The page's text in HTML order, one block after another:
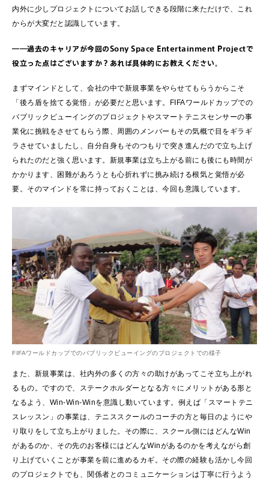
内外に少しプロジェクトについてお話しできる段階に来ただけで、これ
からが大変だと認識しています。
――過去のキャリアが今回のSony Space Entertainment Projectで
役立った点はございますか？あれば具体的にお教えください。
まずマインドとして、会社の中で新規事業をやらせてもらうからこそ
「後ろ盾を捨てる覚悟」が必要だと思います。FIFAワールドカップでの
パブリックビューイングのプロジェクトやスマートテニスセンサーの事
業化に挑戦をさせてもらう際、周囲のメンバーもその気概で目をギラギ
ラさせていましたし、自分自身もそのつもりで突き進んだので立ち上げ
られたのだと強く思います。新規事業は立ち上がる前にも後にも時間が
かかります、困難があろうとも心折れずに挑み続ける根気と覚悟が必
要。そのマインドを常に持っておくことは、今回も意識しています。
FIFAワールドカップでのパブリックビューイングのプロジェクトでの様子
また、新規事業は、社内外の多くの方々の助けがあってこそ立ち上がれ
るもの。ですので、ステークホルダーとなる方々にメリットがある形と
なるよう、Win-Win-Winを意識し動いています。例えば「スマートテニ
スレッスン」の事業は、テニススクールのコーチの方と毎日のようにや
り取りをして立ち上がりました。その際に、スクール側にはどんなWin
があるのか、その先のお客様にはどんなWinがあるのかを考えながら創
り上げていくことが事業を前に進めるカギ。その際の経験も活かし今回
のプロジェクトでも、関係者とのコミュニケーションは丁寧に行うよう